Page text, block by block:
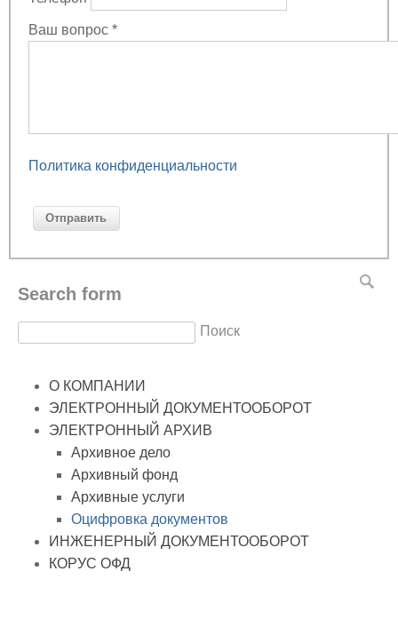
Ваш вопрос *
Политика конфиденциальности
Search form
Поиск
О КОМПАНИИ
ЭЛЕКТРОННЫЙ ДОКУМЕНТООБОРОТ
ЭЛЕКТРОННЫЙ АРХИВ
Архивное дело
Архивный фонд
Архивные услуги
Оцифровка документов
ИНЖЕНЕРНЫЙ ДОКУМЕНТООБОРОТ
КОРУС ОФД